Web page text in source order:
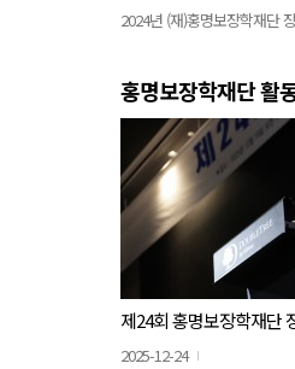
2024년 (재)홍명보장학재단
홍명보장학재단 활
제24회 홍명보장학재단
2025-12-24